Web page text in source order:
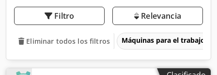
Filtro Relevancia
Eliminar todos los filtros Máquinas para el trabajo